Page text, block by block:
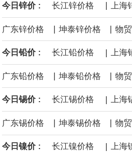
格。
今日锌价 : 长江锌价格 上海
广东锌价格 | 坤泰锌价格 | 物
今日铅价 : 长江铅价格 | 上海
广东铅价格 坤泰铅价格 物
今日锡价 : 长江锡价格 | 上海
广东锡价格 坤泰锡价格 物
今日镍价 : 长江镍价格 | 上海